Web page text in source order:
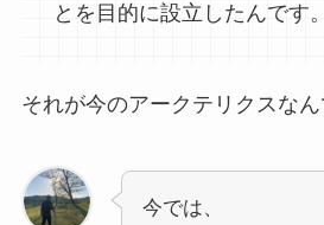
とを目的に設立したんです。
それが今のアークテリクスなん
今では、